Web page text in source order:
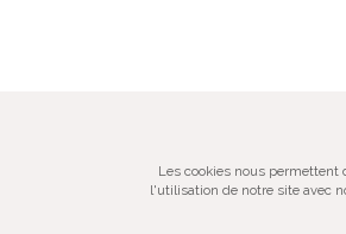
Les cookies nous
l'utilisation de notre site avec